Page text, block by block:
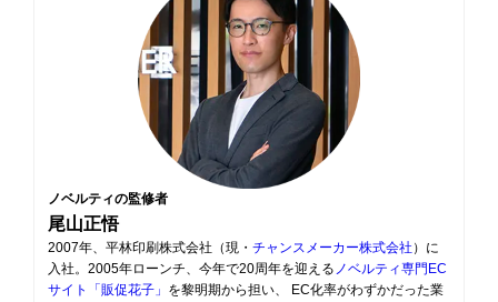
ノベルティの監修者
尾山正悟
2007年、平林印刷株式会社（現・ チャンスメーカー株式会社 ）に
入社。2005年ローンチ、今年で20周年を迎える ノベルティ専門EC
サイト「販促花子」 を黎明期から担い、 EC化率がわずかだった業